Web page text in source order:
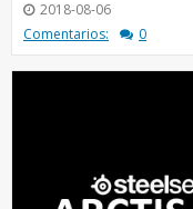
2018-08-06
Comentarios:
0